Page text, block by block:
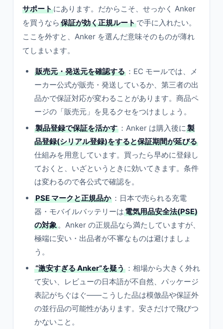
サポートにあります。だからこそ、せっかく Anker
を買うなら 保証が効く正規ルートで手に入れたい。
ここを外すと、Anker を選んだ意味そのものが薄れ
てしまいます。
販売元・発送元を確認する ：EC モールでは、メ
ーカー公式が販売・発送しているか、第三者の出
品かで保証対応が変わることがあります。商品ペ
ージの「販売元」を見るクセをつけましょう。
製品登録で保証を活かす ：Anker は購入後に製
品登録(シリアル登録)をすると保証期間が延びる
仕組みを用意しています。買ったら早めに登録し
ておくと、いざというときに効いてきます。条件
は変わるので各公式で確認を。
PSE マークと正規品か ：日本で売られる充電
器・モバイルバッテリーは電気用品安全法(PSE)
の対象。Anker の正規品なら満たしていますが、
極端に安い・出品者が不審なものは避けましょ
う。
“激安すぎる Anker”を疑う ：相場から大きく外れ
て安い、レビューの日本語が不自然、パッケージ
表記がちぐはぐ——こうした品は模倣品や保証外
の並行品の可能性があります。安さだけで飛びつ
かないこと。